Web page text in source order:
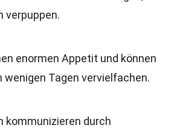
verpuppen.
enormen Appetit und können
wenigen Tagen vervielfachen.
kommunizieren durch